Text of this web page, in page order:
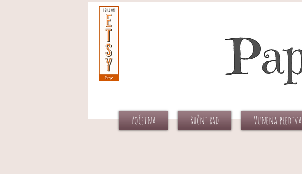
Početna Ručni rad Vunena prediva